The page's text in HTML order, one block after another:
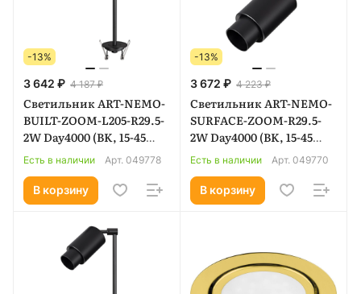
-13%
3 642 ₽ 4 187 ₽
Светильник ART-NEMO-
BUILT-ZOOM-L205-R29.5-
2W Day4000 (BK, 15-45
deg, 24V) (Arlight, IP20
Металл, 5 лет) 049778
Есть в наличии Арт. 049778
В корзину
-13%
3 672 ₽ 4 223 ₽
Светильник ART-NEMO-
SURFACE-ZOOM-R29.5-
2W Day4000 (BK, 15-45
deg, 24V) (Arlight, IP20
Металл, 5 лет) 049770
Есть в наличии Арт. 049770
В корзину